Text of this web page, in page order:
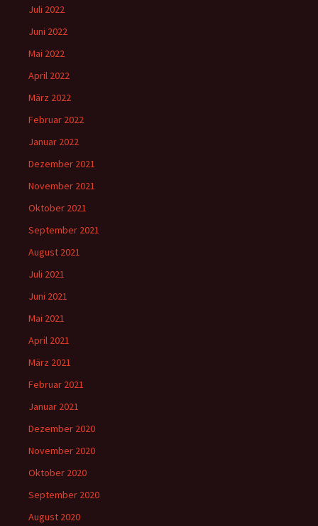
Juli 2022
Juni 2022
Mai 2022
April 2022
März 2022
Februar 2022
Januar 2022
Dezember 2021
November 2021
Oktober 2021
September 2021
August 2021
Juli 2021
Juni 2021
Mai 2021
April 2021
März 2021
Februar 2021
Januar 2021
Dezember 2020
November 2020
Oktober 2020
September 2020
August 2020